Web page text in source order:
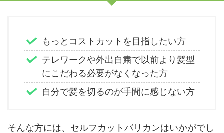
もっとコストカットを目指したい方
テレワークや外出自粛で以前より髪型
にこだわる必要がなくなった方
自分で髪を切るのが手間に感じない方
そんな方には、セルフカットバリカンはいかがでし